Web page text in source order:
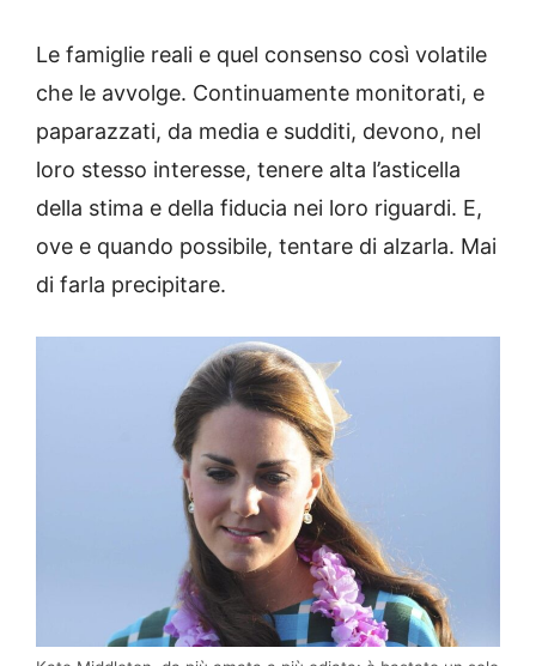
Le famiglie reali e quel consenso così volatile
che le avvolge. Continuamente monitorati, e
paparazzati, da media e sudditi, devono, nel
loro stesso interesse, tenere alta l’asticella
della stima e della fiducia nei loro riguardi. E,
ove e quando possibile, tentare di alzarla. Mai
di farla precipitare.